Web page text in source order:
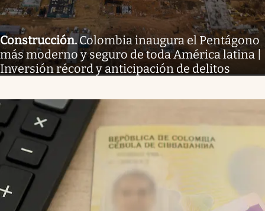
Construcción.Colombia inaugura el Pentágono
más moderno y seguro de toda América latina |
Inversión récord y anticipación de delitos